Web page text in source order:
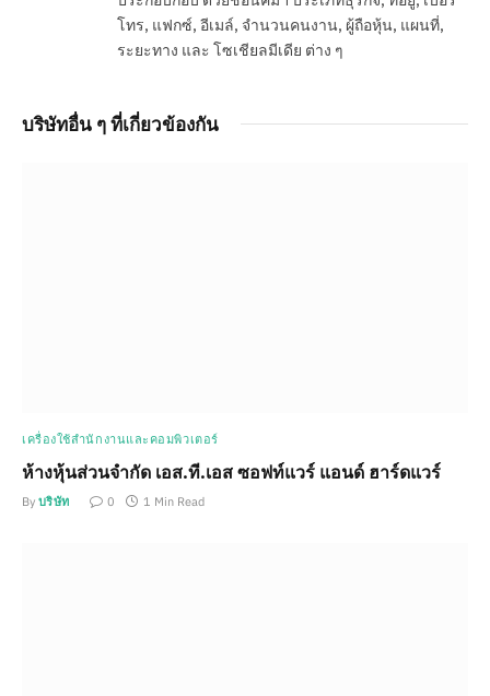
โทร, แฟกซ์, อีเมล์, จำนวนคนงาน, ผู้ถือหุ้น, แผนที่,
ระยะทาง และ โซเชียลมีเดีย ต่าง ๆ
บริษัทอื่น ๆ ที่เกี่ยวข้องกัน
เครื่องใช้สำนักงานและคอมพิวเตอร์
ห้างหุ้นส่วนจำกัด เอส.ที.เอส ซอฟท์แวร์ แอนด์ ฮาร์ดแวร์
By บริษัท 0 1 Min Read